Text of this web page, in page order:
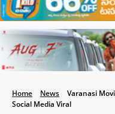
Home News
Varanasi
Social Media Viral